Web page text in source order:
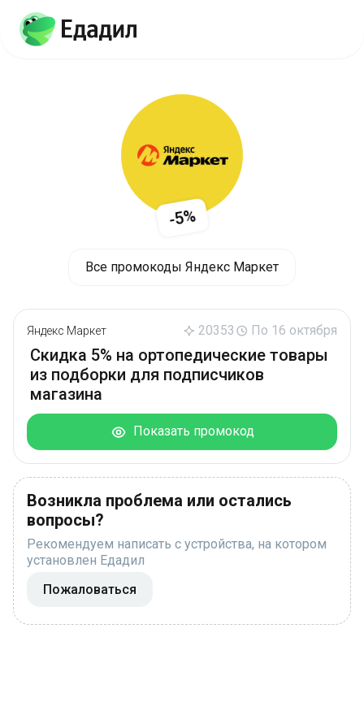
-5%
Все промокоды Яндекс Маркет
Яндекс Маркет 20353 По 16 октября
Скидка 5% на ортопедические товары
из подборки для подписчиков
магазина
Показать промокод
Возникла проблема или остались
вопросы?
Рекомендуем написать с устройства, на котором
установлен Едадил
Пожаловаться